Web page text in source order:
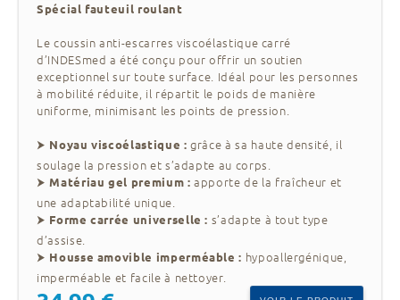
Spécial fauteuil roulant
Le coussin anti-escarres viscoélastique carré
d’INDESmed a été conçu pour offrir un soutien
exceptionnel sur toute surface. Idéal pour les personnes
à mobilité réduite, il répartit le poids de manière
uniforme, minimisant les points de pression.
⮞ Noyau viscoélastique : grâce à sa haute densité, il
soulage la pression et s’adapte au corps.
⮞Matériau gel premium : apporte de la fraîcheur et
une adaptabilité unique.
⮞ Forme carrée universelle : s’adapte à tout type
d’assise.
⮞ Housse amovible imperméable : hypoallergénique,
imperméable et facile à nettoyer.